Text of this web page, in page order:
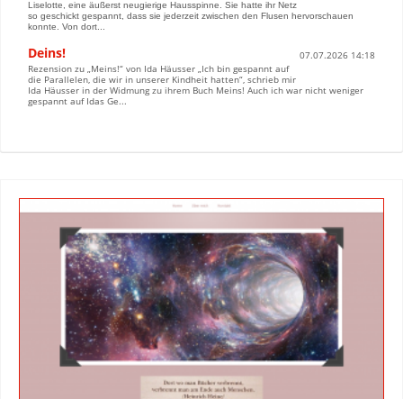
Liselotte, eine äußerst neugierige Hausspinne. Sie hatte ihr Netz
so geschickt gespannt, dass sie jederzeit zwischen den Flusen hervorschauen
konnte. Von dort...
Deins!
07.07.2026 14:18
Rezension zu „Meins!“ von Ida Häusser „Ich bin gespannt auf
die Parallelen, die wir in unserer Kindheit hatten“, schrieb mir
Ida Häusser in der Widmung zu ihrem Buch Meins! Auch ich war nicht weniger
gespannt auf Idas Ge...